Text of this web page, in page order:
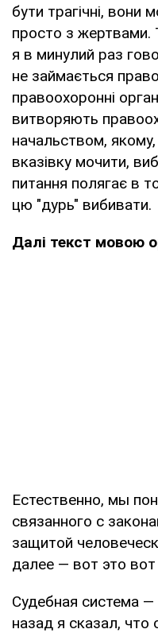
бути трагічні, вони
просто з
я в минулий раз
не займається
правоохоронні
витворяють
начальством,
вказівку мочити,
питання полягає в
цю "дурь" вибивати.
Далі текст мовою
Естественно, мы
связанного с
защитой
далее — вот это
Судебная система
назад я сказал,